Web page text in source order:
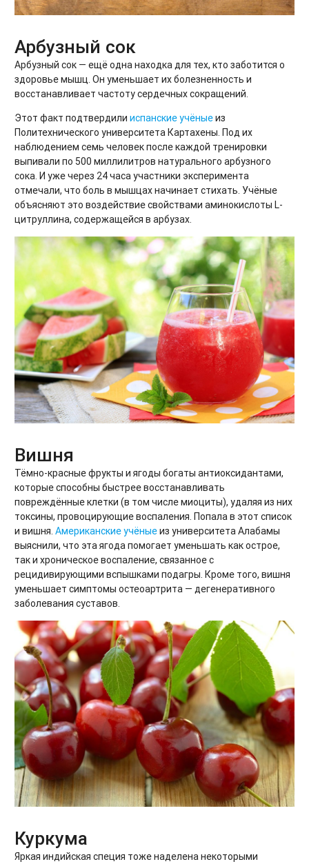
Арбузный сок
Арбузный сок — ещё одна находка для тех, кто заботится о
здоровье мышц. Он уменьшает их болезненность и
восстанавливает частоту сердечных сокращений.
Этот факт подтвердили испанские учёныеиз
Политехнического университета Картахены. Под их
наблюдением семь человек после каждой тренировки
выпивали по 500 миллилитров натурального арбузного
сока. И уже через 24 часа участники эксперимента
отмечали, что боль в мышцах начинает стихать. Учёные
объясняют это воздействие свойствами аминокислоты L-
цитруллина, содержащейся в арбузах.
Вишня
Тёмно-красные фрукты и ягоды богаты антиоксидантами,
которые способны быстрее восстанавливать
повреждённые клетки (в том числе миоциты), удаляя из них
токсины, провоцирующие воспаления. Попала в этот список
и вишня. Американские учёныеиз университета Алабамы
выяснили, что эта ягода помогает уменьшать как острое,
так и хроническое воспаление, связанное с
рецидивирующими вспышками подагры. Кроме того, вишня
уменьшает симптомы остеоартрита — дегенеративного
заболевания суставов.
Куркума
Яркая индийская специя тоже наделена некоторыми